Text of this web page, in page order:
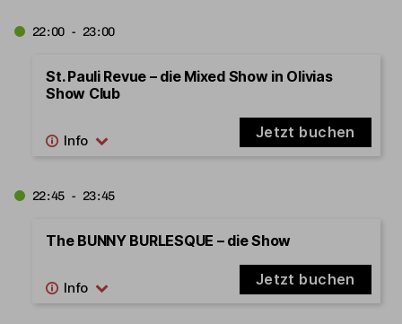
22:00 - 23:00
St. Pauli Revue – die Mixed Show in Olivias
Show Club
Jetzt buchen
22:45 - 23:45
The BUNNY BURLESQUE – die Show
Jetzt buchen